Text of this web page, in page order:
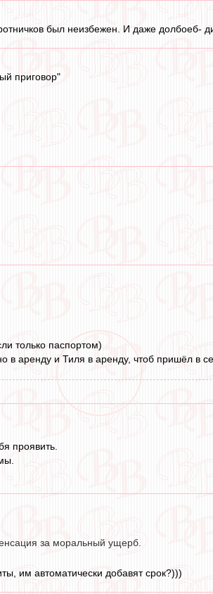
был неизбежен. И даже долбоеб-
приговор"
только паспортом)
в аренду и Тиля в аренду, чтоб пришёл в
проявить.
за моральный ущерб.
им автоматически добавят срок?)))